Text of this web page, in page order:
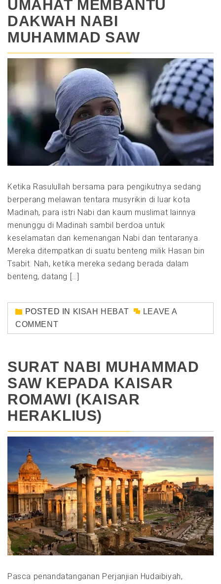
UMAHAT MEMBANTU
DAKWAH NABI
MUHAMMAD SAW
Ketika Rasulullah bersama para pengikutnya sedang
berperang melawan tentara musyrikin di luar kota
Madinah, para istri Nabi dan kaum muslimat lainnya
menunggu di Madinah sambil berdoa untuk
keselamatan dan kemenangan Nabi dan tentaranya.
Mereka ditempatkan di suatu benteng milik Hasan bin
Tsabit. Nah, ketika mereka sedang berada dalam
benteng, datang […]
POSTED IN KISAH HEBAT
LEAVE A
COMMENT
SURAT NABI MUHAMMAD
SAW KEPADA KAISAR
ROMAWI (KAISAR
HERAKLIUS)
Pasca penandatanganan Perjanjian Hudaibiyah,